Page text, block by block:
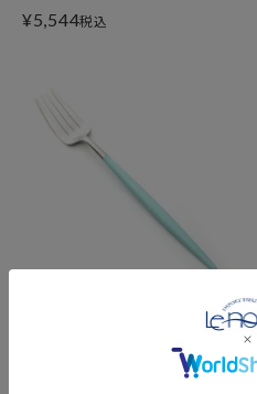
¥5,544税込
クチポール ゴア GOA ターコ
イズ／シルバー テーブルフォ
ーク 21.5cm マット仕上げ